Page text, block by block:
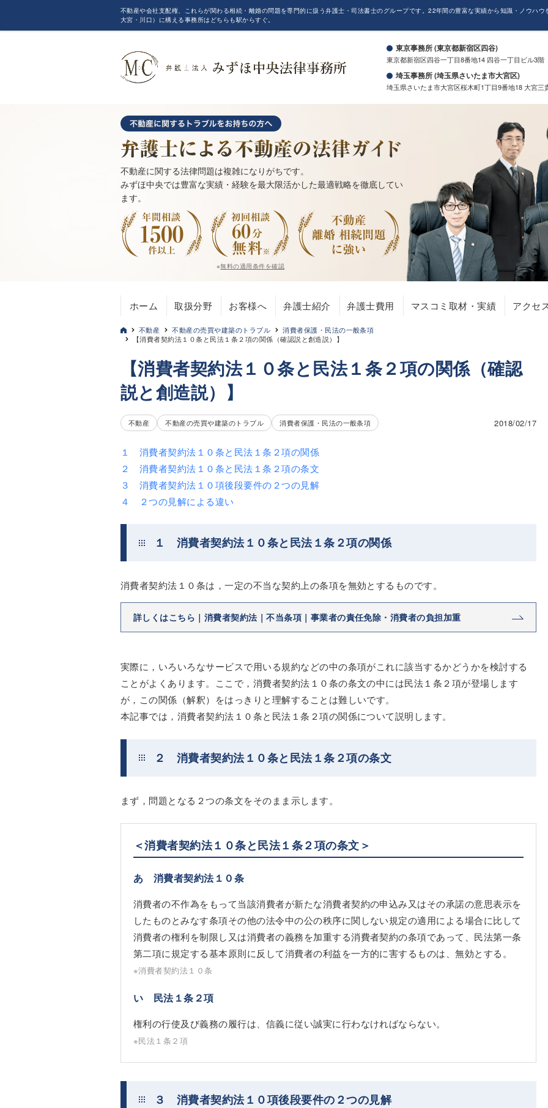
不動産や会社支配権、これらが関わる相続・離婚の問題を専門的に扱う弁護士・司法書士のグループです。22年間の豊富な実績から知識・ノウハ
大宮・川口）に構える事務所はどちらも駅からすぐ。
東京事務所 (東京都新宿区四谷)
東京都新宿区四谷一丁目8番地14 四谷一丁目ビル3階
埼玉事務所 (埼玉県さいたま市大宮区)
埼玉県さいたま市大宮区桜木町1丁目9番地18 大宮三
不動産に関する法律問題は複雑になりがちです。
みずほ中央では豊富な実績・経験を最大限活かした最適戦略を徹底してい
ます。
※無料の適用条件を確認
ホーム 取扱分野 お客様へ 弁護士紹介 弁護士費用 マスコミ取材・実績 アクセ
不動産 不動産の売買や建築のトラブル
消費者保護・民法の一般条項
【消費者契約法１０条と民法１条２項の関係（確認説と創造説）】
【消費者契約法１０条と民法１条２項の関係（確認
説と創造説）】
不動産 不動産の売買や建築のトラブル 消費者保護・民法の一般条項 2018/02/17
１ 消費者契約法１０条と民法１条２項の関係
２ 消費者契約法１０条と民法１条２項の条文
３ 消費者契約法１０項後段要件の２つの見解
４ ２つの見解による違い
１ 消費者契約法１０条と民法１条２項の関係
消費者契約法１０条は，一定の不当な契約上の条項を無効とするものです。
詳しくはこちら｜消費者契約法｜不当条項｜事業者の責任免除・消費者の負担加重
実際に，いろいろなサービスで用いる規約などの中の条項がこれに該当するかどうかを検討する
ことがよくあります。ここで，消費者契約法１０条の条文の中には民法１条２項が登場します
が，この関係（解釈）をはっきりと理解することは難しいです。
本記事では，消費者契約法１０条と民法１条２項の関係について説明します。
２ 消費者契約法１０条と民法１条２項の条文
まず，問題となる２つの条文をそのまま示します。
＜消費者契約法１０条と民法１条２項の条文＞
あ 消費者契約法１０条
消費者の不作為をもって当該消費者が新たな消費者契約の申込み又はその承諾の意思表示を
したものとみなす条項その他の法令中の公の秩序に関しない規定の適用による場合に比して
消費者の権利を制限し又は消費者の義務を加重する消費者契約の条項であって、民法第一条
第二項に規定する基本原則に反して消費者の利益を一方的に害するものは、無効とする。
※消費者契約法１０条
い 民法１条２項
権利の行使及び義務の履行は、信義に従い誠実に行わなければならない。
※民法１条２項
３ 消費者契約法１０項後段要件の２つの見解